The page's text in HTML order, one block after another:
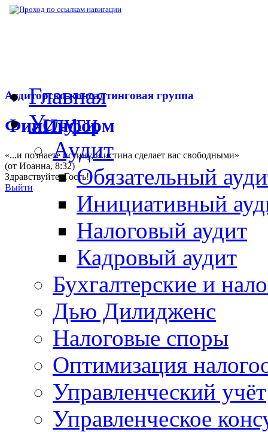
Аудиторско-консалтинговая группа
ФинИнформ
«...и познаете истину, и истина сделает вас свободными»
(от Иоанна, 8:32)
Здравствуйте,Гость!
Выйти
Главная
Услуги
Аудит
Обязательный
Инициативный
Налоговый аудит
Кадровый аудит
Бухгалтерские и
Дью Дилидженс
Налоговые споры
Оптимизация
Управленческий учёт
Управленческое